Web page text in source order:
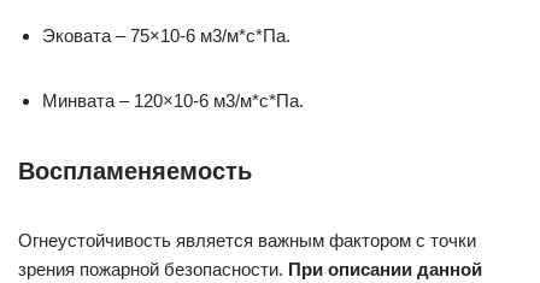
Эковата – 75×10-6 м3/м*с*Па.
Минвата – 120×10-6 м3/м*с*Па.
Воспламеняемость
Огнеустойчивость является важным фактором с точки
зрения пожарной безопасности. При описании данной